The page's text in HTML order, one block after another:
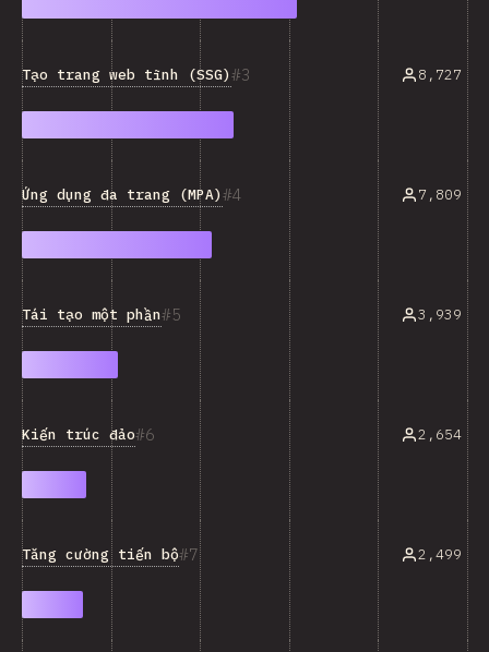
3
Tạo trang web tĩnh (SSG) 8,727
4
Ứng dụng đa trang (MPA) 7,809
5
Tái tạo một phần 3,939
6
Kiến trúc đảo 2,654
7
Tăng cường tiến bộ 2,499